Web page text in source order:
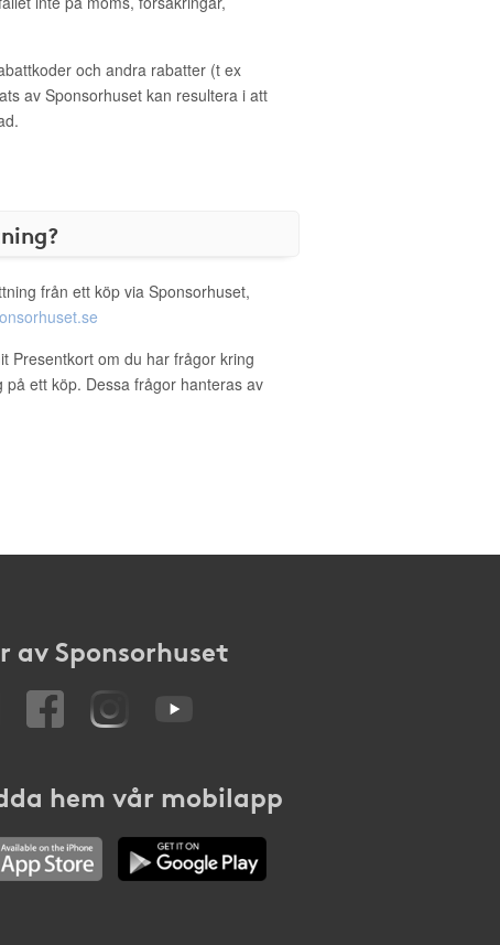
och andra rabatter (t ex
av Sponsorhuset kan resultera i att
från ett köp via Sponsorhuset,
Presentkort om du har frågor kring
ett köp. Dessa frågor hanteras av
av Sponsorhuset
hem vår mobilapp